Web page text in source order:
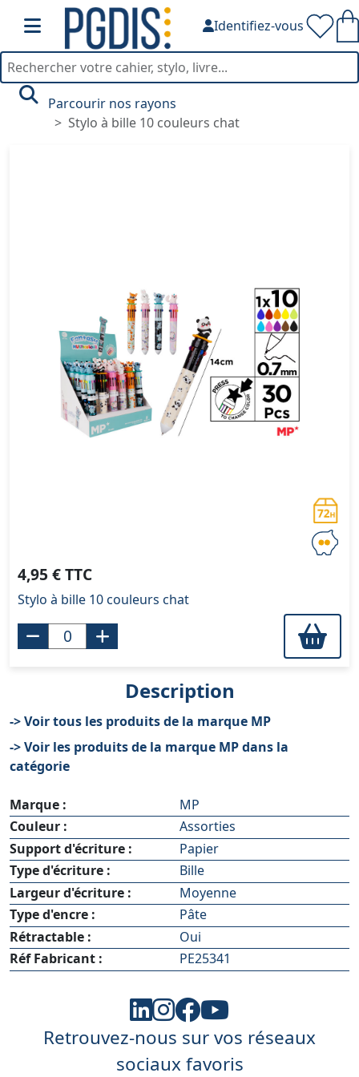
Identifiez-vous
Parcourir nos rayons
Stylo à bille 10 couleurs chat
4,95 € TTC
Stylo à bille 10 couleurs chat
Description
-> Voir tous les produits de la marque MP
-> Voir les produits de la marque MP dans la
catégorie
Marque :
MP
Couleur :
Assorties
Support d'écriture :
Papier
Type d'écriture :
Bille
Largeur d'écriture :
Moyenne
Type d'encre :
Pâte
Rétractable :
Oui
Réf Fabricant :
PE25341
Retrouvez-nous sur vos réseaux
sociaux favoris